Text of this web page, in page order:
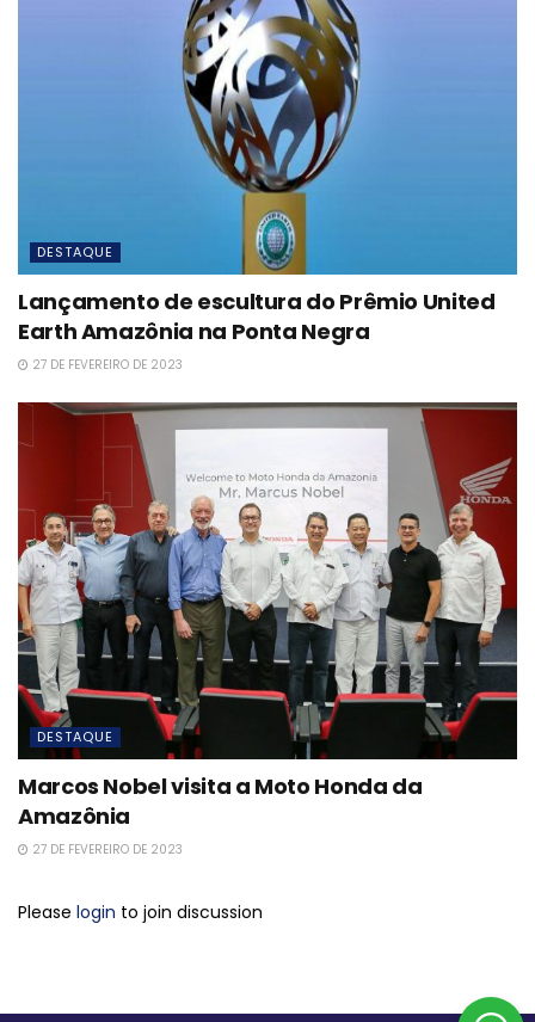
DESTAQUE
Lançamento de escultura do Prêmio United
Earth Amazônia na Ponta Negra
27 DE FEVEREIRO DE 2023
DESTAQUE
Marcos Nobel visita a Moto Honda da
Amazônia
27 DE FEVEREIRO DE 2023
Please login to join discussion